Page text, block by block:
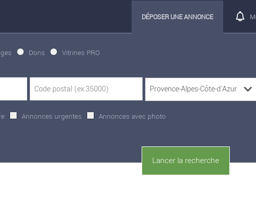
DÉPOSER UNE ANNONCE
Dons Vitrines PRO
Annonces urgentes Annonces avec photo